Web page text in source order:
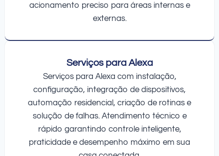
acionamento preciso para áreas internas e
externas.
Serviços para Alexa
Serviços para Alexa com instalação,
configuração, integração de dispositivos,
automação residencial, criação de rotinas e
solução de falhas. Atendimento técnico e
rápido garantindo controle inteligente,
praticidade e desempenho máximo em sua